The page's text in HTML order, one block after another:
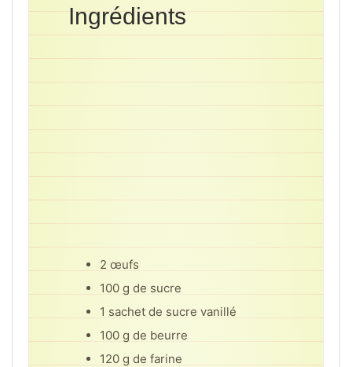
Ingrédients
2 œufs
100 g de sucre
1 sachet de sucre vanillé
100 g de beurre
120 g de farine